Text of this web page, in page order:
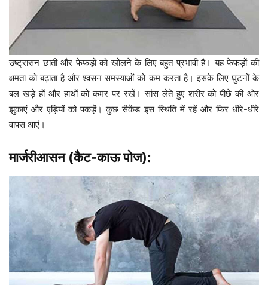
उष्ट्रासन छाती और फेफड़ों को खोलने के लिए बहुत प्रभावी है। यह फेफड़ों की
क्षमता को बढ़ाता है और श्वसन समस्याओं को कम करता है। इसके लिए घुटनों के
बल खड़े हों और हाथों को कमर पर रखें। सांस लेते हुए शरीर को पीछे की ओर
झुकाएं और एड़ियों को पकड़ें। कुछ सैकेंड इस स्थिति में रहें और फिर धीरे-धीरे
वापस आएं।
मार्जरीआसन (कैट-काऊ पोज):